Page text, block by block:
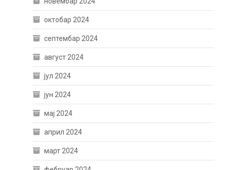
октобар 2024
септембар 2024
август 2024
јул 2024
јун 2024
мај 2024
април 2024
март 2024